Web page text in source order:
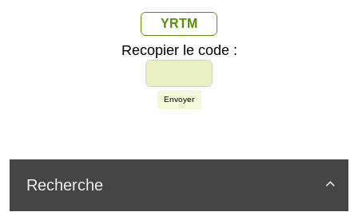
YRTM
Recopier le code :
Envoyer

Recherche